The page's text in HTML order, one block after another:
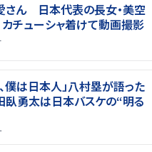
さん 日本代表の長女・美空
チューシャ着けて動画撮影
僕は日本人」八村塁が語った
勇太は日本バスケの“明る